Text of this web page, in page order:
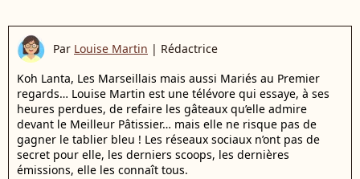
Par Louise Martin | Rédactrice
Koh Lanta, Les Marseillais mais aussi Mariés au Premier
regards… Louise Martin est une télévore qui essaye, à ses
heures perdues, de refaire les gâteaux qu’elle admire
devant le Meilleur Pâtissier… mais elle ne risque pas de
gagner le tablier bleu ! Les réseaux sociaux n’ont pas de
secret pour elle, les derniers scoops, les dernières
émissions, elle les connaît tous.